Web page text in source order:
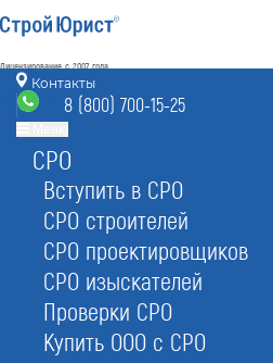
Лицензирование с 2007 года
4.93
Наш рейтинг
80отзывов
режим работы
без выходных 7:00-20:00
8 (800) 700-15-25
Барнаул, БЦ «Панорама»,
ул. Партизанская 6а
Контакты
8 (800) 700-15-25
СРО
Вступить в СРО
СРО строителей
СРО проектировщиков
СРО изыскателей
Проверки СРО
Купить ООО с СРО
Главная НРС НРС проектировщиков